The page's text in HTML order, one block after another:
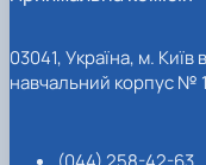
03041, Україна, м. Київ
навчальний корпус №